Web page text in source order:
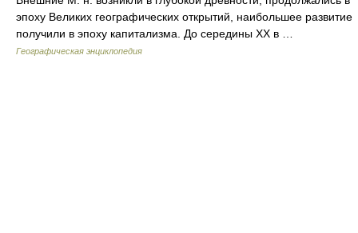
эпоху Великих географических открытий, наибольшее развитие
получили в эпоху капитализма. До середины XX в …
Географическая энциклопедия